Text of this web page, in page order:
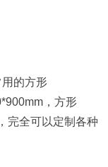
的方形
，方形
完全可以定制各种